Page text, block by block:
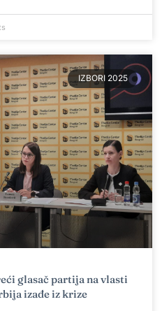
IZBORI 2025
glasač partija na vlasti
izađe iz krize